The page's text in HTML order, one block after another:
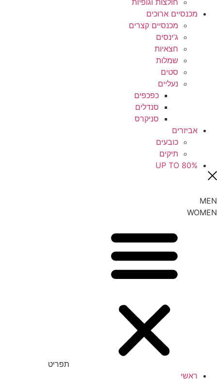
חולצות וגופיות
מכנסיים ארוכים
מכנסיים קצרים
ג’ינסים
חצאיות
שמלות
סטים
נעליים
כפכפים
סנדלים
סניקרס
אביזרים
כובעים
תיקים
UP TO 80%
MEN
WOMEN
תפריט
ראשי